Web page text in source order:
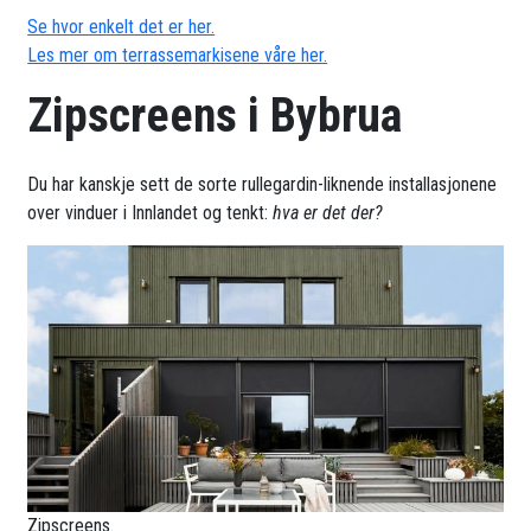
Se hvor enkelt det er her.
Les mer om terrassemarkisene våre her.
Zipscreens i Bybrua
Du har kanskje sett de sorte rullegardin-liknende installasjonene
over vinduer i Innlandet og tenkt:hva er det der?
Zipscreens.